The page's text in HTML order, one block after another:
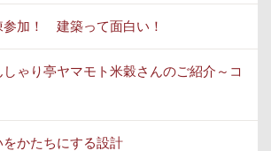
参加！ 建築って面白い！
しゃり亭ヤマモト米穀さんのご紹介～コ
をかたちにする設計